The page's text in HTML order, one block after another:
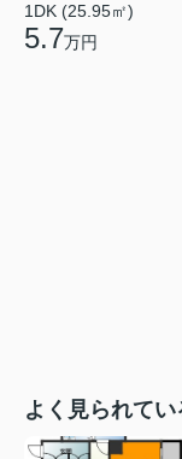
1DK (25.95㎡)
5.7万円
よく見られてい